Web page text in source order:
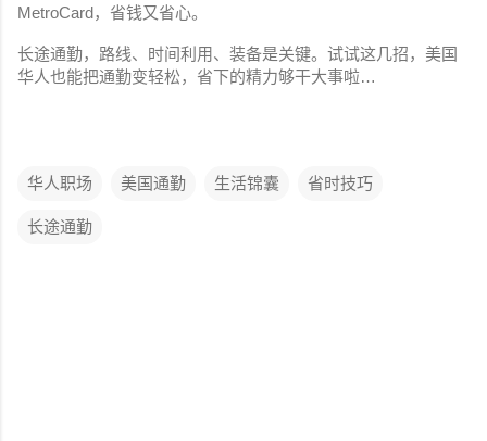
MetroCard，省钱又省心。
长途通勤，路线、时间利用、装备是关键。试试这几招，美国
华人也能把通勤变轻松，省下的精力够干大事啦…
华人职场 美国通勤 生活锦囊 省时技巧
长途通勤